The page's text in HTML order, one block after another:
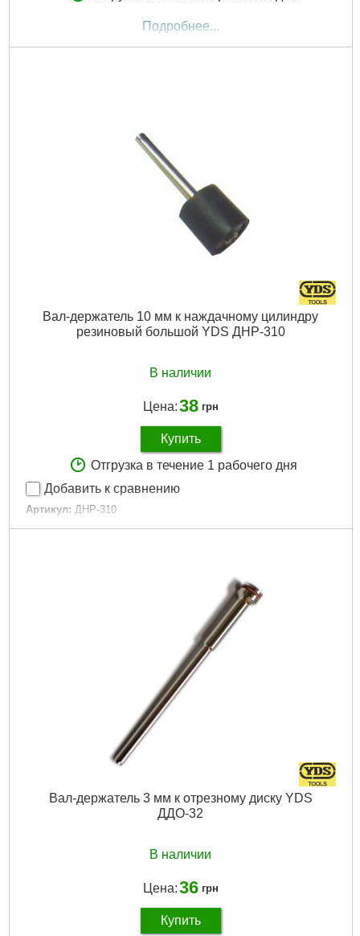
Подробнее...
Вал-держатель 10 мм к наждачному цилиндру
резиновый большой YDS ДНР-310
В наличии
Цена:38 грн
Купить
Отгрузка в течение 1 рабочего дня
Добавить к сравнению
Артикул: ДНР-310
Код товара: 10.84.05
Подробнее...
Вал-держатель 3 мм к отрезному диску YDS
ДДО-32
В наличии
Цена:36 грн
Купить